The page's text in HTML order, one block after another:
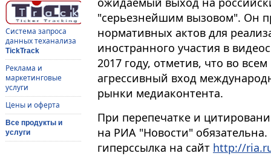
Система запроса
данных теханализа
TickTrack
Реклама и
маркетинговые
услуги
Цены и оферта
Все продукты и
услуги
"серьезнейшим вызовом". Он
нормативных актов для
иностранного участия в
2017 году, отметив, что во
агрессивный вход
рынки медиаконтента.
При перепечатке и
на РИА "Новости"
гиперссылка на сайт http://